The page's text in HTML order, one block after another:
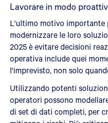
Lavorare in modo
L'ultimo motivo importante
modernizzare le loro
2025 è evitare decisioni
operativa include quei
l'imprevisto, non solo
Utilizzando potenti
operatori possono
di set di dati completi, per